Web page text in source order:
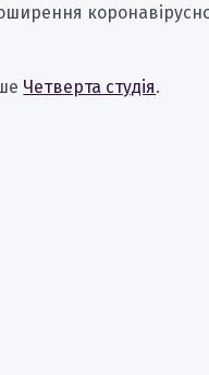
Четверта студія.